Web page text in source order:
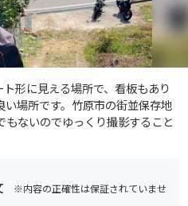
形に見える場所で、看板もあり
場所です。竹原市の街並保存地
ないのでゆっくり撮影すること
※内容の正確性は保証されていませ